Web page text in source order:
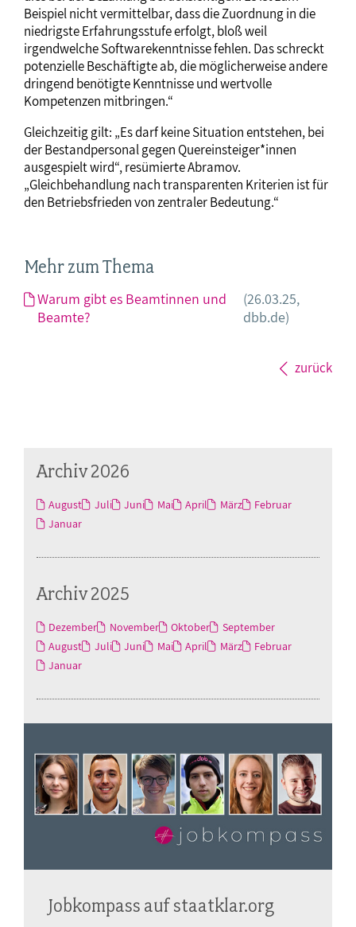
Beispiel nicht vermittelbar, dass die Zuordnung in die
niedrigste Erfahrungsstufe erfolgt, bloß weil
irgendwelche Softwarekenntnisse fehlen. Das schreckt
potenzielle Beschäftigte ab, die möglicherweise andere
dringend benötigte Kenntnisse und wertvolle
Kompetenzen mitbringen.“
Gleichzeitig gilt: „Es darf keine Situation entstehen, bei
der Bestandpersonal gegen Quereinsteiger*innen
ausgespielt wird“, resümierte Abramov.
„Gleichbehandlung nach transparenten Kriterien ist für
den Betriebsfrieden von zentraler Bedeutung.“
Mehr zum Thema
Warum gibt es Beamtinnen und
Beamte?
(26.03.25,
dbb.de)
zurück
Archiv 2026
August Juli Juni Mai April März
Februar
Januar
Archiv 2025
Dezember November Oktober
September
August
Juli Juni Mai April März
Februar
Januar
Jobkompass auf staatklar.org